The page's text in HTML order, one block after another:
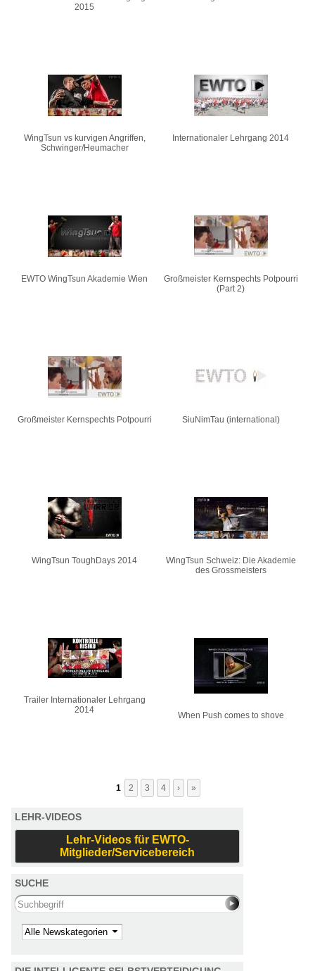
2015
WingTsun vs kurvigen Angriffen,
Schwinger/Heumacher
Internationaler Lehrgang 2014
EWTO WingTsun Akademie Wien
Großmeister Kernspechts Potpourri
(Part 2)
Großmeister Kernspechts Potpourri SiuNimTau (international)
WingTsun ToughDays 2014
WingTsun Schweiz: Die Akademie
des Grossmeisters
Trailer Internationaler Lehrgang
2014
When Push comes to shove
1 2 3 4 › »
LEHR-VIDEOS
Lehr-Videos für EWTO-
Mitglieder/Servicebereich
SUCHE
Search this site
Kategorie